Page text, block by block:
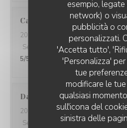
esempio,
network) o
pubblicità o
personalizzati.
'Accetta tutto',
'Personalizza'
tue
modificare le
qualsiasi
sull'icona del
sinistra delle
Carole
2026-08-05
- 12:30 - Ospiti 2
Servizio
/5 Atmosfera : 5/5
5/5
Daniele
2026-08-05- 12:30 - Ospiti 2
Servizio
Atmosfera:5/5